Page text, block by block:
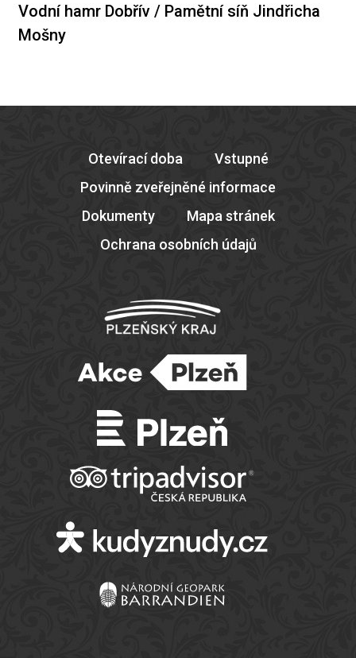
Vodní hamr Dobřív / Pamětní síň Jindřicha
Mošny
Otevírací doba
Vstupné
Povinně zveřejněné informace
Dokumenty
Mapa stránek
Ochrana osobních údajů